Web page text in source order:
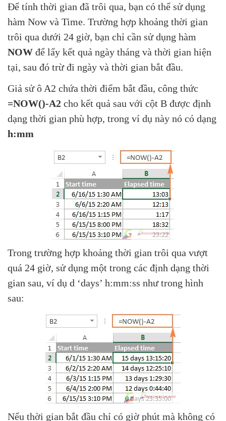
Để tính thời gian đã trôi qua, bạn có thể sử dụng
hàm Now và Time. Trường hợp khoảng thời gian
trôi qua dưới 24 giờ, bạn chỉ cần sử dụng hàm
NOW để lấy kết quả ngày tháng và thời gian hiện
tại, sau đó trừ đi ngày và thời gian bắt đầu.
Giả sử ô A2 chứa thời điểm bắt đầu, công thức
=NOW()-A2 cho kết quả sau với cột B được định
dạng thời gian phù hợp, trong ví dụ này nó có dạng
h:mm
Trong trường hợp khoảng thời gian trôi qua vượt
quá 24 giờ, sử dụng một trong các định dạng thời
gian sau, ví dụ d ‘days’ h:mm:ss như trong hình
sau:
Nếu thời gian bắt đầu chỉ có giờ phút mà không có